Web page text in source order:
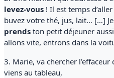
levez-vous ! Il est temps d’aller
buvez votre thé, jus, lait… […]
prends ton petit déjeuner
allons vite, entrons dans la
3. Marie, va chercher l’effaceur
viens au tableau,